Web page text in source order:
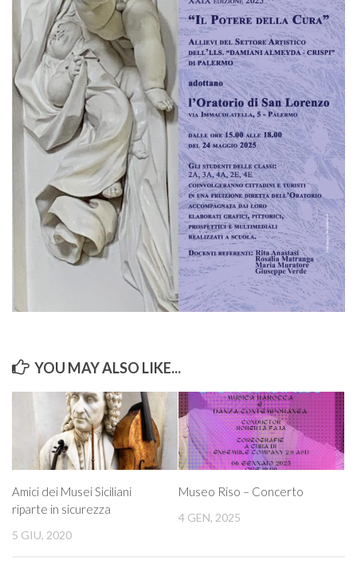
YOU MAY ALSO LIKE...
Amici dei Musei Siciliani
riparte in sicurezza
5 GIU, 2020
Museo Riso – Concerto
4 GEN, 2025